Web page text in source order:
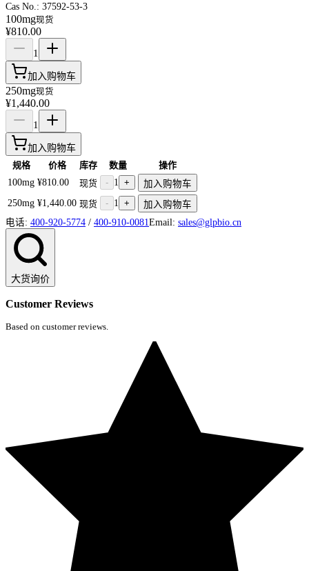
Cas No.: 37592-53-3
100mg现货
¥810.00
1
加入购物车
250mg现货
¥1,440.00
1
加入购物车
规格 价格 库存 数量
操作
100mg ¥810.00 现货 - 1 +
加入购物车
250mg ¥1,440.00 现货 - 1 +
加入购物车
电话: 400-920-5774 / 400-910-0081 Email: sales@glpbio.cn
大货询价
Customer Reviews
Based on customer reviews.